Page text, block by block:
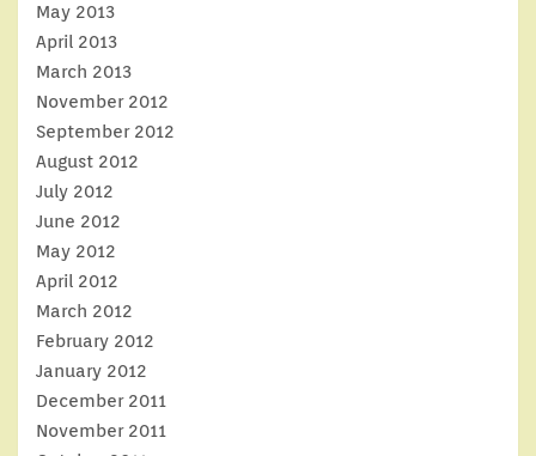
May 2013
April 2013
March 2013
November 2012
September 2012
August 2012
July 2012
June 2012
May 2012
April 2012
March 2012
February 2012
January 2012
December 2011
November 2011